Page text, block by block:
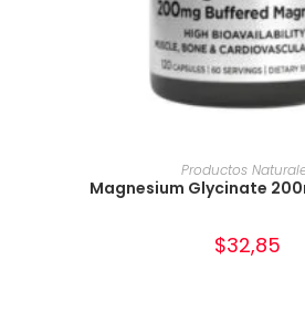
AÑADIR AL
Productos
Magnesium Glycinate
$32,85